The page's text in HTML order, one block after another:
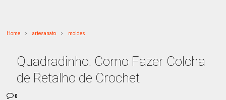
Home artesanato moldes
Quadradinho: Como Fazer Colcha
de Retalho de Crochet
0